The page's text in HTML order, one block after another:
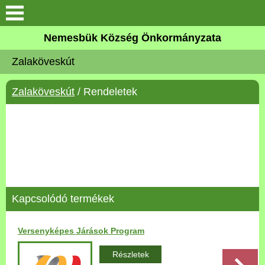
Keresés
Önkormányzat
Közös Önkormányzati
Hivatal
Elérhetőség
Versenyképes Járások
Program
Nemesbük Község Önkormányzata
Zalaköveskút
Zalaköveskút / Rendeletek
Kapcsolódó termékek
Versenyképes Járások Program
Részletek